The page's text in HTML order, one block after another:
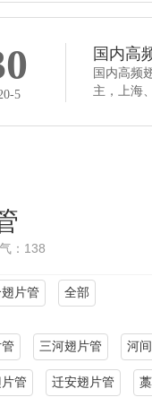
5
国内高
国内高频
主，上海
： 138
片管 全部
三河翅片管 河
管 迁安翅片管